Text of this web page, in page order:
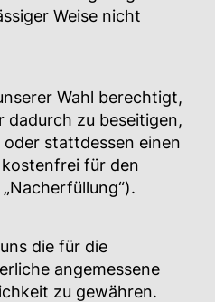
Weise nicht
Wahl berechtigt,
dadurch zu beseitigen,
stattdessen einen
für den
die für die
angemessene
zu gewähren.